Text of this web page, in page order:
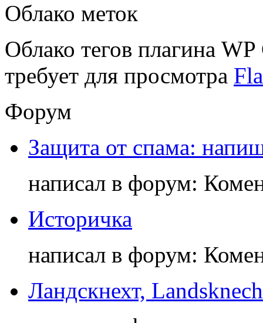
Облако меток
Облако тегов плагина
требует для просмотра
Форум
Защита от спама:
написал в форум:
Историчка
написал в форум:
Ландскнехт,